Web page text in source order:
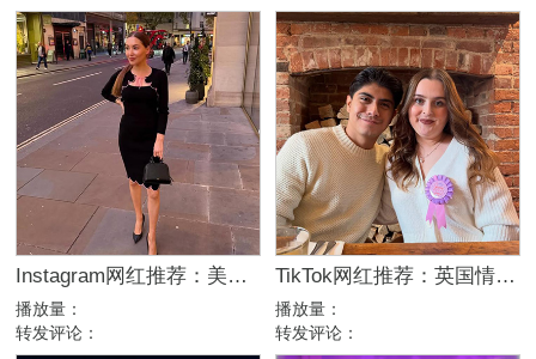
Instagram网红推荐：美国美妆护肤博主，46万粉幽默科普达人合作
播放量：
转发评论：
TikTok网红推荐：英国情侣生活旅行博主，互动挑战达人合作
播放量：
转发评论：